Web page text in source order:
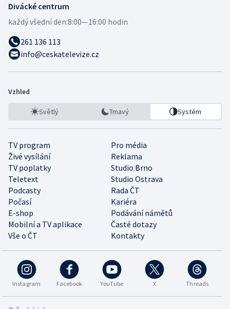
Divácké centrum
každý všední den:8:00—16:00 hodin
261 136 113
info@ceskatelevize.cz
Vzhled
Světlý Tmavý Systém
TV program
Pro média
Živé vysílání
Reklama
TV poplatky
Studio Brno
Teletext
Studio Ostrava
Podcasty
Rada ČT
Počasí
Kariéra
E-shop
Podávání námětů
Mobilní a TV aplikace
Časté dotazy
Vše o ČT
Kontakty
Instagram Facebook YouTube X Threads